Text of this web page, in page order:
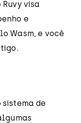
visa
e
Wasm, e você
de